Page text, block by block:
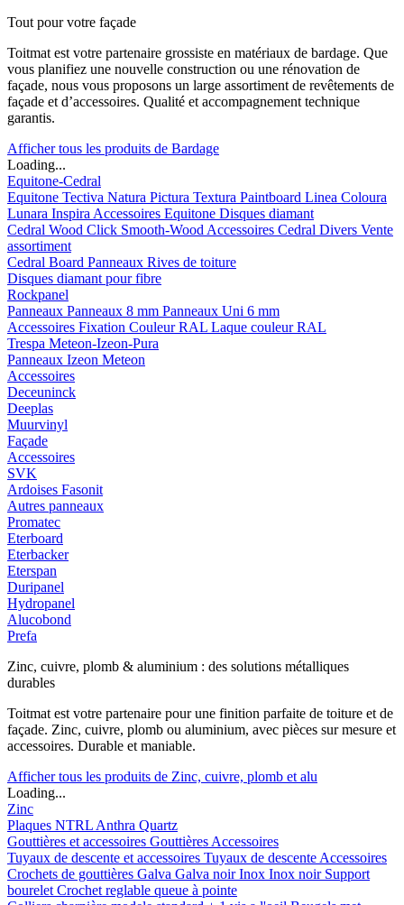
Tout pour votre façade
Toitmat est votre partenaire grossiste en matériaux de bardage. Que
vous planifiez une nouvelle construction ou une rénovation de
façade, nous vous proposons un large assortiment de revêtements de
façade et d’accessoires. Qualité et accompagnement technique
garantis.
Afficher tous les produits de Bardage
Loading...
Equitone-Cedral
Equitone Tectiva Natura Pictura Textura Paintboard Linea Coloura
Lunara Inspira Accessoires Equitone Disques diamant
Cedral Wood Click Smooth-Wood Accessoires Cedral Divers Vente
assortiment
Cedral Board Panneaux Rives de toiture
Disques diamant pour fibre
Rockpanel
Panneaux Panneaux 8 mm Panneaux Uni 6 mm
Accessoires Fixation Couleur RAL Laque couleur RAL
Trespa Meteon-Izeon-Pura
Panneaux Izeon Meteon
Accessoires
Deceuninck
Deeplas
Muurvinyl
Façade
Accessoires
SVK
Ardoises Fasonit
Autres panneaux
Promatec
Eterboard
Eterbacker
Eterspan
Duripanel
Hydropanel
Alucobond
Prefa
Zinc, cuivre, plomb & aluminium : des solutions métalliques
durables
Toitmat est votre partenaire pour une finition parfaite de toiture et de
façade. Zinc, cuivre, plomb ou aluminium, avec pièces sur mesure et
accessoires. Durable et maniable.
Afficher tous les produits de Zinc, cuivre, plomb et alu
Loading...
Zinc
Plaques NTRL Anthra Quartz
Gouttières et accessoires Gouttières Accessoires
Tuyaux de descente et accessoires Tuyaux de descente Accessoires
Crochets de gouttières Galva Galva noirInox Inox noir Support
bourelet Crochet reglable queue à pointe